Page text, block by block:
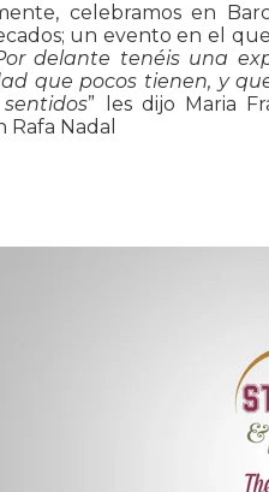
celebramos en
un evento en el
delante tenéis una
que pocos tienen, y
” les dijo Maria
Rafa Nadal